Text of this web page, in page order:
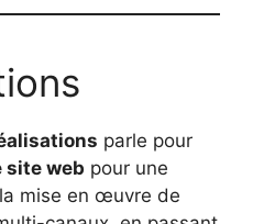
parle pour
site web pour une
mise en œuvre de